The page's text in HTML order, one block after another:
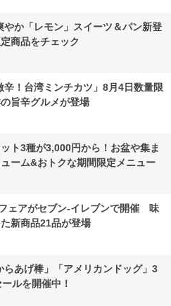
やか「レモン」スイーツ＆パン新登
商品をチェック
辛！台湾ミンチカツ」8月4日数量限
旨辛グルメが登場
ト3種が3,000円から！お盆や集ま
ーム&おトクな期間限定メニュー
ェアがセブン-イレブンで開催 味
新商品21品が登場
らあげ棒」「アメリカンドッグ」3
ルを開催中！